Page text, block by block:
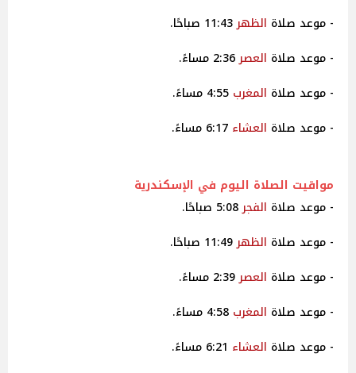
- موعد صلاة الظهر11:43 صباحًا.
- موعد صلاة العصر2:36 مساءً.
- موعد صلاة المغرب
- موعد صلاة العشاء
مواقيت الصلاة اليوم في الإسكندرية
- موعد صلاة الفجر5:08 صباحًا.
- موعد صلاة الظهر11:49 صباحًا.
- موعد صلاة العصر2:39 مساءً.
- موعد صلاة المغرب
- موعد صلاة العشاء